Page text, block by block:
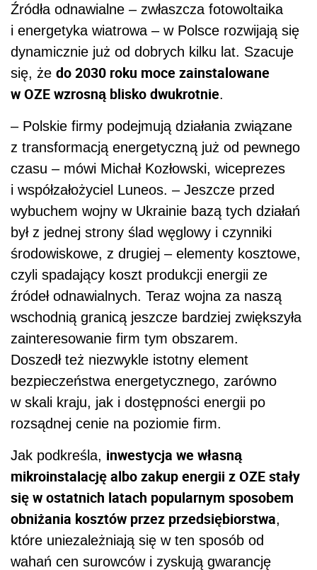
Źródła odnawialne – zwłaszcza fotowoltaika
i energetyka wiatrowa – w Polsce rozwijają się
dynamicznie już od dobrych kilku lat. Szacuje
się, że do 2030 roku moce zainstalowane
w OZE wzrosną blisko dwukrotnie.
– Polskie firmy podejmują działania związane
z transformacją energetyczną już od pewnego
czasu – mówi Michał Kozłowski, wiceprezes
i współzałożyciel Luneos. – Jeszcze przed
wybuchem wojny w Ukrainie bazą tych działań
był z jednej strony ślad węglowy i czynniki
środowiskowe, z drugiej – elementy kosztowe,
czyli spadający koszt produkcji energii ze
źródeł odnawialnych. Teraz wojna za naszą
wschodnią granicą jeszcze bardziej zwiększyła
zainteresowanie firm tym obszarem.
Doszedł też niezwykle istotny element
bezpieczeństwa energetycznego, zarówno
w skali kraju, jak i dostępności energii po
rozsądnej cenie na poziomie firm.
Jak podkreśla, inwestycja we własną
mikroinstalację albo zakup energii z OZE stały
się w ostatnich latach popularnym sposobem
obniżania kosztów przez przedsiębiorstwa,
które uniezależniają się w ten sposób od
wahań cen surowców i zyskują gwarancję